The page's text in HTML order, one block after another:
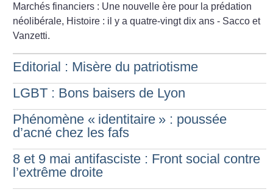
Marchés financiers : Une nouvelle ère pour la prédation
néolibérale, Histoire : il y a quatre-vingt dix ans - Sacco et
Vanzetti.
Editorial : Misère du patriotisme
LGBT : Bons baisers de Lyon
Phénomène « identitaire » : poussée
d’acné chez les fafs
8 et 9 mai antifasciste : Front social contre
l’extrême droite